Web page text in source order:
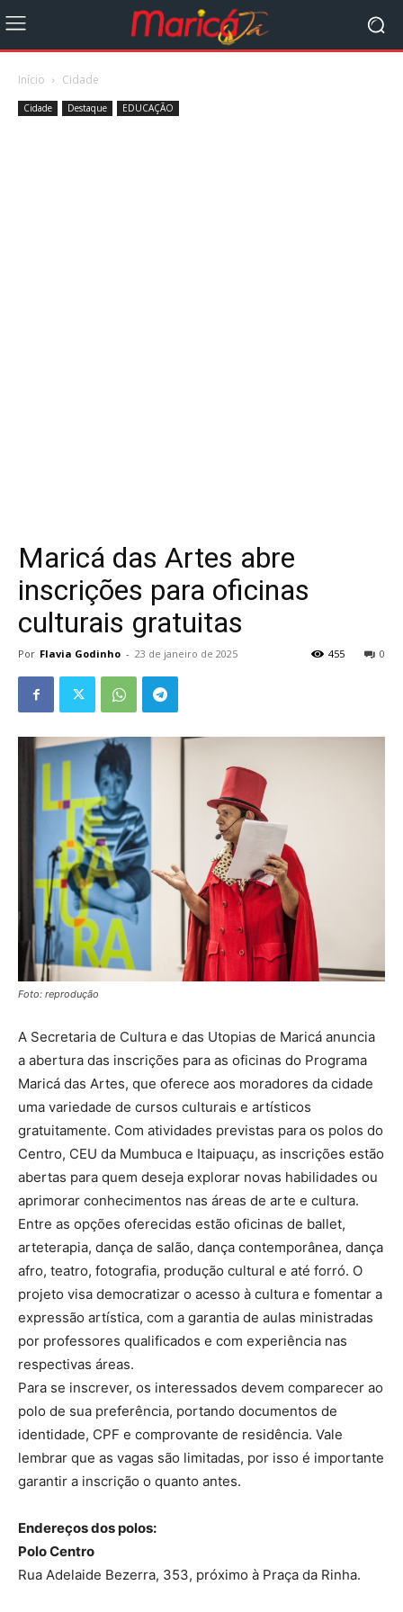
Início Cidade
Cidade Destaque EDUCAÇÃO
Maricá das Artes abre
inscrições para oficinas
culturais gratuitas
Por Flavia Godinho - 23 de janeiro de 2025 0
455
Foto: reprodução
A Secretaria de Cultura e das Utopias de Maricá anuncia
a abertura das inscrições para as oficinas do Programa
Maricá das Artes, que oferece aos moradores da cidade
uma variedade de cursos culturais e artísticos
gratuitamente. Com atividades previstas para os polos do
Centro, CEU da Mumbuca e Itaipuaçu, as inscrições estão
abertas para quem deseja explorar novas habilidades ou
aprimorar conhecimentos nas áreas de arte e cultura.
Entre as opções oferecidas estão oficinas de ballet,
arteterapia, dança de salão, dança contemporânea, dança
afro, teatro, fotografia, produção cultural e até forró. O
projeto visa democratizar o acesso à cultura e fomentar a
expressão artística, com a garantia de aulas ministradas
por professores qualificados e com experiência nas
respectivas áreas.
Para se inscrever, os interessados devem comparecer ao
polo de sua preferência, portando documentos de
identidade, CPF e comprovante de residência. Vale
lembrar que as vagas são limitadas, por isso é importante
garantir a inscrição o quanto antes.
Endereços dos polos:
Polo Centro
Rua Adelaide Bezerra, 353, próximo à Praça da Rinha.